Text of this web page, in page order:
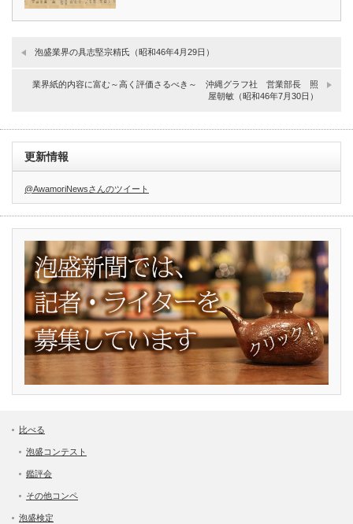
泡盛業界の具志堅宗精氏（昭和46年4月29日）
業界紙的内容に富む～高く評価さるべき～ 沖縄グラフ社 営業部長 照
屋朝敏（昭和46年7月30日）
更新情報
@AwamoriNewsさんのツイート
比べる
泡盛コンテスト
鑑評会
その他コンペ
泡盛検定